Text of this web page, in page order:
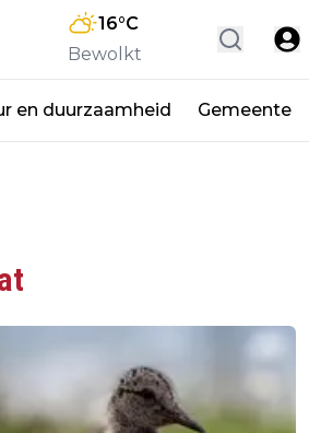
16°C
Bewolkt
en duurzaamheid Gemeente